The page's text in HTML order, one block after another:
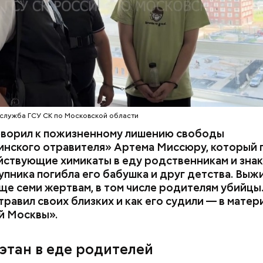
какие
в России
с зеркалом: какие праздники
отмечают в России и мире 3
ГСУ СК по Московской области
к пожизненному лишению свободы
отравителя» Артема Миссюру, который
химикаты в еду родственникам и
погибла его бабушка и друг детства.
семи жертвам, в том числе родителям
своих близких и как его судили — в
Москвы».
в еде родителей